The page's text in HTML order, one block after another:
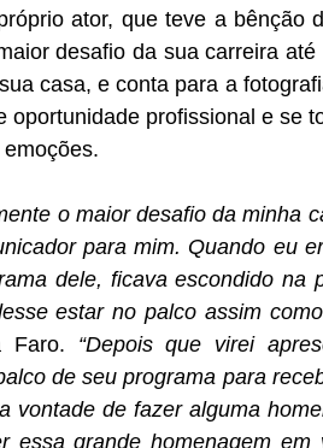
ator, que teve a bênção
desafio da sua carreira
casa, e conta para a
profissional e se
o maior desafio da minha
para mim. Quando eu
dele, ficava escondido na
estar no palco assim
Faro. “Depois que virei
de seu programa para
vontade de fazer alguma
essa grande homenagem